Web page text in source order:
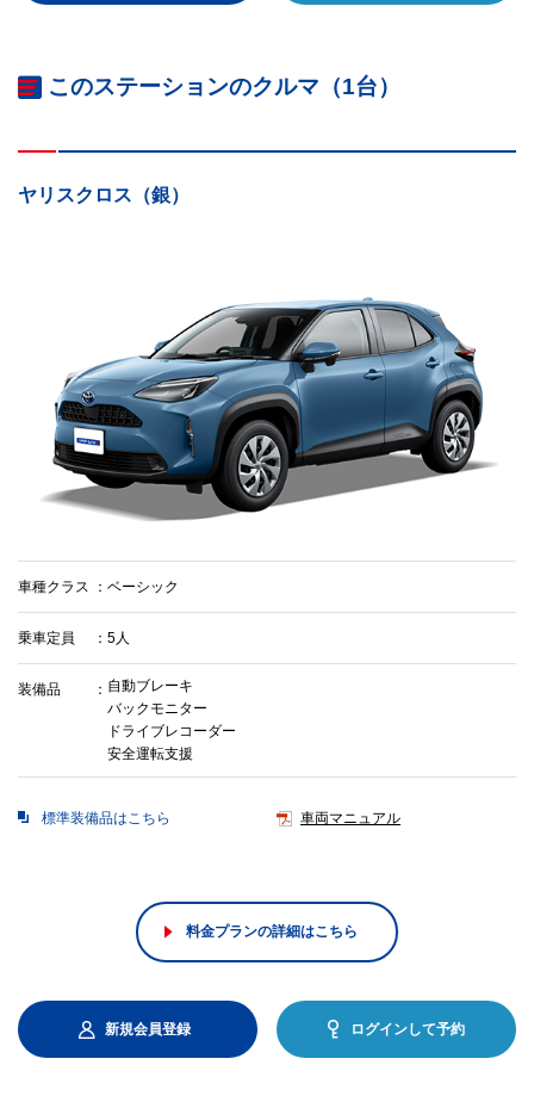
このステーションのクルマ（1台）
ヤリスクロス（銀）
車種クラス ベーシック
乗車定員 5人
装備品
自動ブレーキ
バックモニター
ドライブレコーダー
安全運転支援
標準装備品はこちら 車両マニュアル
料金プランの詳細はこちら
新規会員登録 ログインして予約